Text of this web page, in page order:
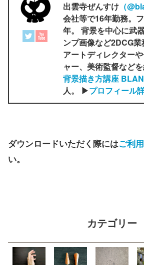
出雲寺ぜんすけ （‎
会社等で16年勤務。
年。 背景を中心に武
ンプ画像など2DCG業
アートディレクター
ャー、美術監督など
背景描き方講座
人。 ▶プロフィール
ダウンロードいただく際にはご利
い。
カテゴリー